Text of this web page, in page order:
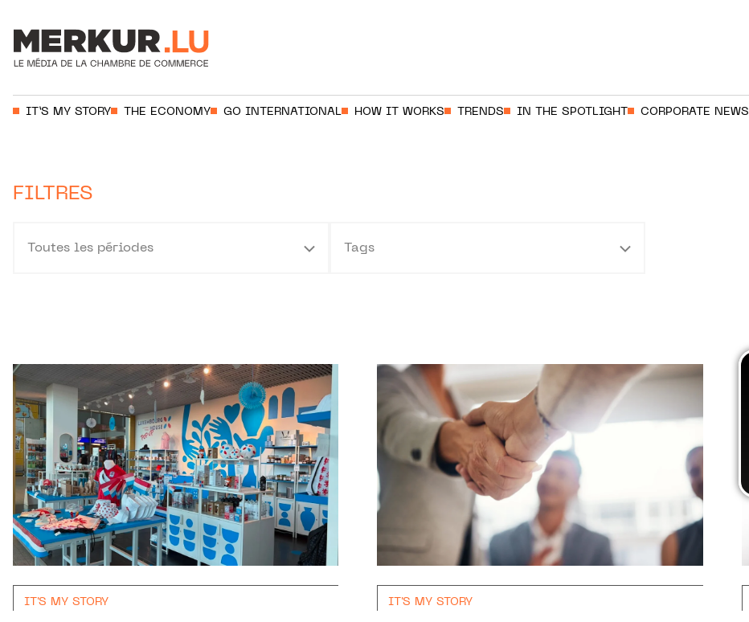
IT’S MY STORY THE ECONOMY GO INTERNATIONAL HOW IT WORKS TRENDS IN THE SPOTLIGHT CORPORATE NEWS
FILTRES
Toutes les périodes Tags
IT'S MY STORY IT'S MY STORY